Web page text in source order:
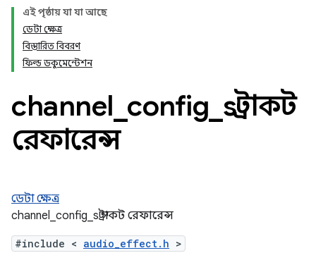
এই পৃষ্ঠায় যা যা আছে
ডেটা ক্ষেত্র
বিস্তারিত বিবরণ
ফিল্ড ডকুমেন্টেশন
channel config s স্ট্রাকট
রেফারেন্স
ডেটা ক্ষেত্র
channel_config_s স্ট্রাকট রেফারেন্স
#include < audio_effect.h >